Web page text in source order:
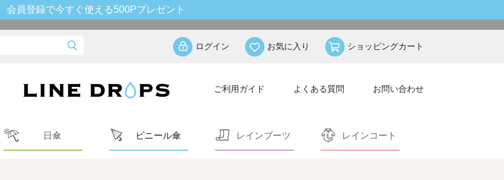
会員登録で今すぐ使える500Pプレゼント
ログイン お気に入り ショッピングカート
ご利用ガイド よくある質問 お問い合わせ
日傘 ビニール傘 レインブーツ レインコート